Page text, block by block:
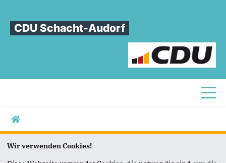
CDU Schacht-Audorf
Sie sind hier
Wir verwenden Cookies!